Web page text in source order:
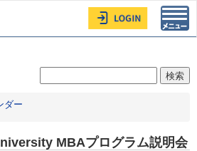
ダー
MBAプログラム説明会